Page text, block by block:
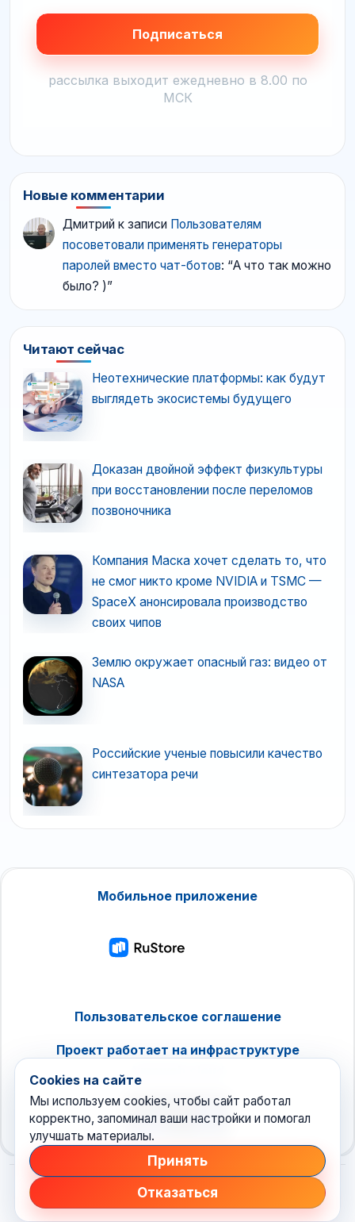
рассылка выходит ежедневно в 8.00 по
МСК
Новые комментарии
Дмитрий к записи Пользователям
посоветовали применять генераторы
паролей вместо чат-ботов: “А что так можно
было? )”
Читают сейчас
Неотехнические платформы: как будут
выглядеть экосистемы будущего
Доказан двойной эффект физкультуры
при восстановлении после переломов
позвоночника
Компания Маска хочет сделать то, что
не смог никто кроме NVIDIA и TSMC —
SpaceX анонсировала производство
своих чипов
Землю окружает опасный газ: видео от
NASA
Российские ученые повысили качество
синтезатора речи
Мобильное приложение
Пользовательское соглашение
Проект работает на инфраструктуре
© 2026 Техноновости•новостной агрегатор рунета
Cookies на сайте
Мы используем cookies, чтобы сайт работал
корректно, запоминал ваши настройки и помогал
улучшать материалы.
Принять
Отказаться